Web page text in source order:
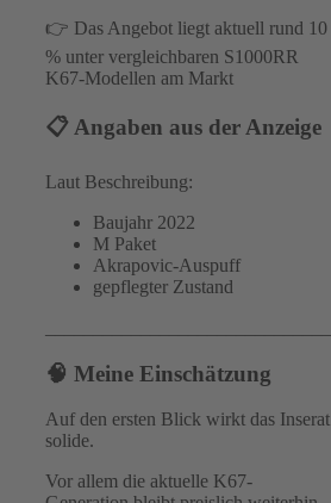
👉 Das Angebot liegt aktuell rund 10
% unter vergleichbaren S1000RR
K67-Modellen am Markt
📋 Angaben aus der Anzeige
Laut Beschreibung:
Baujahr 2022
M Paket
Akrapovic-Auspuff
gepflegter Zustand
🧠 Meine Einschätzung
Auf den ersten Blick wirkt das Inserat
solide.
Vor allem die aktuelle K67-